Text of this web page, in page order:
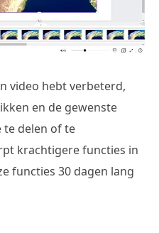
video hebt verbeterd,
en de gewenste
te delen of te
krachtigere functies in
functies 30 dagen lang